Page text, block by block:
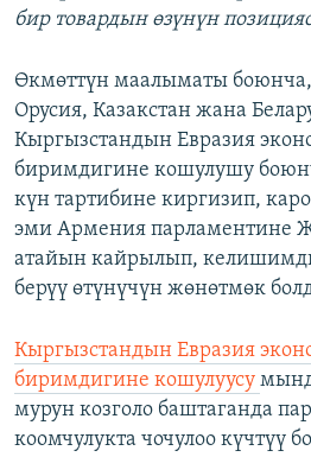
бир товардын өзүнүн
Өкмөттүн маалыматы
Орусия, Казакстан жана
Кыргызстандын Евразия
биримдигине кошулушу
күн тартибине киргизип,
эми Армения парламентине
атайын кайрылып,
берүү өтүнүчүн жөнөтмөк
Кыргызстандын Евразия
биримдигине кошулуусу
мурун козголо баштаганда
коомчулукта чочулоо күчтүү